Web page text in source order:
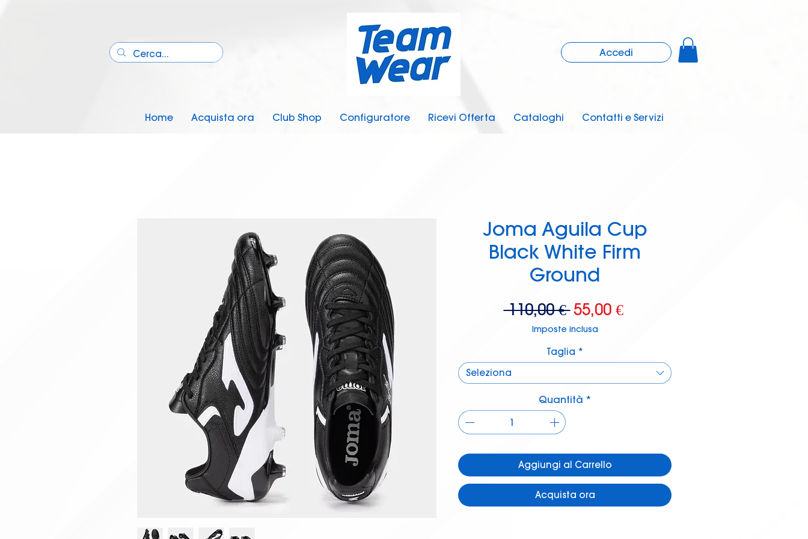
Accedi
Home Acquista ora Club Shop Configuratore Ricevi Offerta Cataloghi Contatti e Servizi
Joma Aguila Cup
Black White Firm
Ground
110,00 € Prezzo
regolare
55,00 €Prezzo
Imposte inclusa
Taglia *
Seleziona
Quantità *
Aggiungi al Carrello
Acquista ora